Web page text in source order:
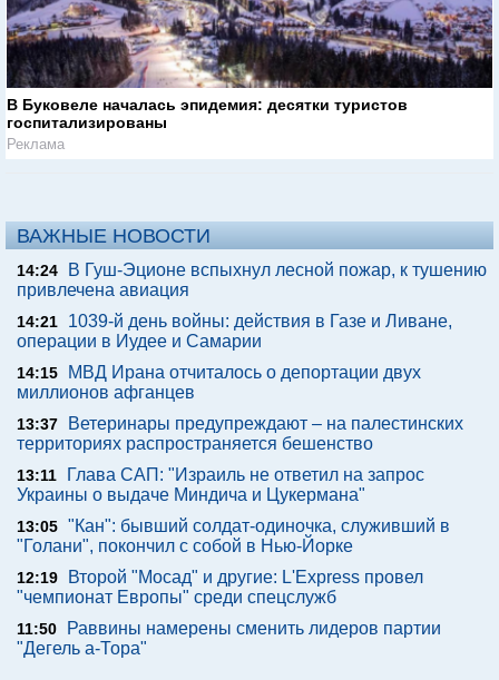
В Буковеле началась эпидемия: десятки туристов
госпитализированы
Реклама
ВАЖНЫЕ НОВОСТИ
14:24
В Гуш-Эционе вспыхнул лесной пожар, к тушению
привлечена авиация
14:21
1039-й день войны: действия в Газе и Ливане,
операции в Иудее и Самарии
14:15
МВД Ирана отчиталось о депортации двух
миллионов афганцев
13:37
Ветеринары предупреждают – на палестинских
территориях распространяется бешенство
13:11
Глава САП: "Израиль не ответил на запрос
Украины о выдаче Миндича и Цукермана"
13:05 "Кан": бывший солдат-одиночка, служивший в
"Голани", покончил с собой в Нью-Йорке
12:19
Второй "Мосад" и другие: L'Express провел
"чемпионат Европы" среди спецслужб
11:50
Раввины намерены сменить лидеров партии
"Дегель а-Тора"